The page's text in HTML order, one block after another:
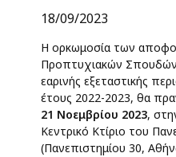
18/09/2023
Η ορκωμοσία των
Προπτυχιακών
εαρινής εξεταστικής
έτους 2022-2023, θα
21 Νοεμβρίου 2023,
Κεντρικό Κτίριο του
(Πανεπιστημίου 30,